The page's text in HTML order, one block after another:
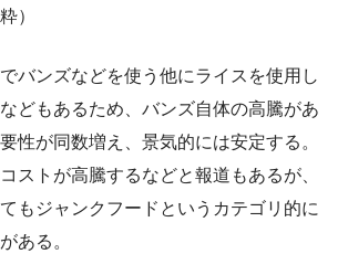
）
バンズなどを使う他にライスを使用し
どもあるため、バンズ自体の高騰があ
性が同数増え、景気的には安定する。
ストが高騰するなどと報道もあるが、
もジャンクフードというカテゴリ的に
ある。